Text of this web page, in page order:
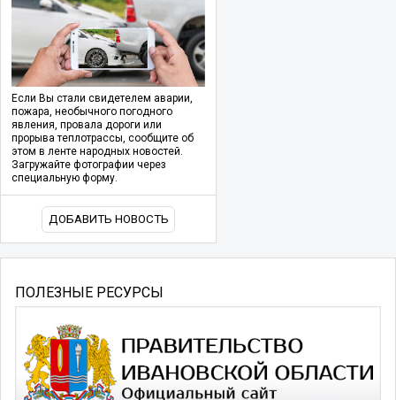
Если Вы стали свидетелем аварии,
пожара, необычного погодного
явления, провала дороги или
прорыва теплотрассы, сообщите об
этом в ленте народных новостей.
Загружайте фотографии через
специальную форму.
ДОБАВИТЬ НОВОСТЬ
ПОЛЕЗНЫЕ РЕСУРСЫ